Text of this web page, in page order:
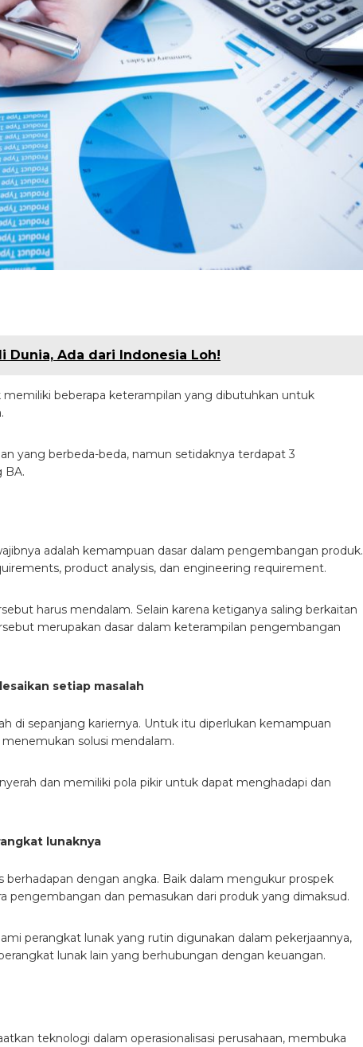
Dunia, Ada dari Indonesia Loh!
beberapa keterampilan yang dibutuhkan untuk
yang berbeda-beda, namun setidaknya terdapat 3
BA.
adalah kemampuan dasar dalam pengembangan produk.
product analysis, dan engineering requirement.
harus mendalam. Selain karena ketiganya saling berkaitan
merupakan dasar dalam keterampilan pengembangan
setiap masalah
di sepanjang kariernya. Untuk itu diperlukan kemampuan
solusi mendalam.
dan memiliki pola pikir untuk dapat menghadapi dan
lunaknya
berhadapan dengan angka. Baik dalam mengukur prospek
pengembangan dan pemasukan dari produk yang dimaksud.
perangkat lunak yang rutin digunakan dalam pekerjaannya,
lunak lain yang berhubungan dengan keuangan.
teknologi dalam operasionalisasi perusahaan, membuka